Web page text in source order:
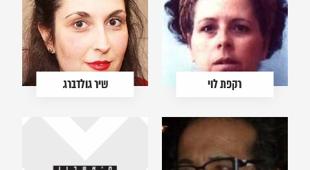
רקפת לוי שיר גולדברג